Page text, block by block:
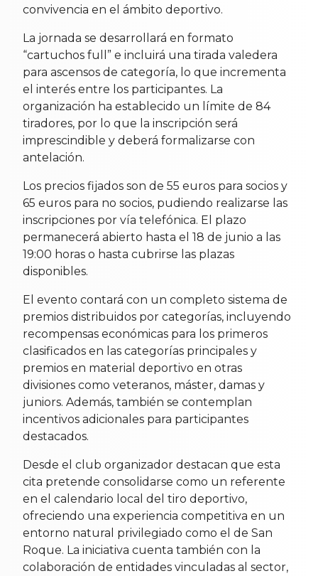
convivencia en el ámbito deportivo.
La jornada se desarrollará en formato
“cartuchos full” e incluirá una tirada valedera
para ascensos de categoría, lo que incrementa
el interés entre los participantes. La
organización ha establecido un límite de 84
tiradores, por lo que la inscripción será
imprescindible y deberá formalizarse con
antelación.
Los precios fijados son de 55 euros para socios y
65 euros para no socios, pudiendo realizarse las
inscripciones por vía telefónica. El plazo
permanecerá abierto hasta el 18 de junio a las
19:00 horas o hasta cubrirse las plazas
disponibles.
El evento contará con un completo sistema de
premios distribuidos por categorías, incluyendo
recompensas económicas para los primeros
clasificados en las categorías principales y
premios en material deportivo en otras
divisiones como veteranos, máster, damas y
juniors. Además, también se contemplan
incentivos adicionales para participantes
destacados.
Desde el club organizador destacan que esta
cita pretende consolidarse como un referente
en el calendario local del tiro deportivo,
ofreciendo una experiencia competitiva en un
entorno natural privilegiado como el de San
Roque. La iniciativa cuenta también con la
colaboración de entidades vinculadas al sector,